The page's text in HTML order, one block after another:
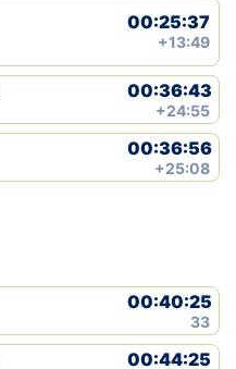
00:25:37
+13:49
00:36:43
+24:55
00:36:56
+25:08
00:40:25
33
00:44:25